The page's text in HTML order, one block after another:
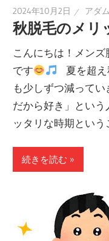
2024年10月2日 アダ
秋脱毛のメリ
こんにちは！メン
です
夏を超え
も少しずつ減って
だから好き」とい
ッタリな時期という
続きを読む »